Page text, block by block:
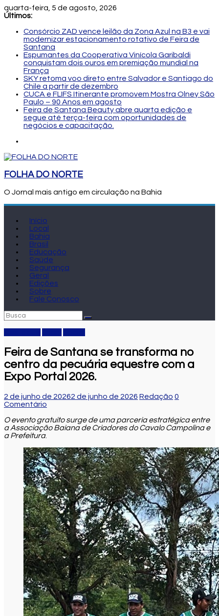
quarta-feira, 5 de agosto, 2026
Últimos:
Consórcio ZAD vence leilão da Zona Azul na B3 e vai
modernizar estacionamento rotativo de Feira de
Santana
Espumantes da Cooperativa Vinícola Garibaldi
conquistam dois ouros em premiação mundial na
França
SKY retoma voo direto entre Salvador e Santiago do
Chile a partir de dezembro
CUCA e FLIFS Itinerante promovem Mostra Olney São
Paulo – 90 Anos em agosto
Feira de Santana Beauty abre quarta edição e
segue até terça-feira com oportunidades de
negócios e capacitação.
FOLHA DO NORTE
O Jornal mais antigo em circulação na Bahia
Início
Local
Bahia
Brasil
Educação
Saúde
Segurança
Geral
Edições
Sobre
Fale Conosco
Feira de Santana se transforma no
centro da pecuária equestre com a
Expo Portal 2026.
2 de junho de 20262 de junho de 2026 Redação 0
Comentário
O evento gratuito surge de uma parceria estratégica entre
a Associação Baiana de Criadores do Cavalo Campolina e
a Prefeitura.